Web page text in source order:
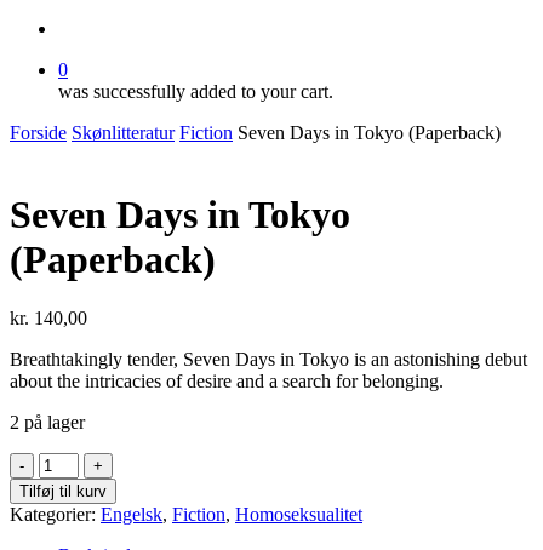
0
was successfully added to your cart.
Forside Skønlitteratur Fiction Seven Days in Tokyo (Paperback)
Seven Days in Tokyo
(Paperback)
kr. 140,00
Breathtakingly tender, Seven Days in Tokyo is an astonishing debut
about the intricacies of desire and a search for belonging.
2 på lager
Seven
Days
in
Tokyo
Tilføj til kurv
Kategorier: Engelsk, Fiction, Homoseksualitet